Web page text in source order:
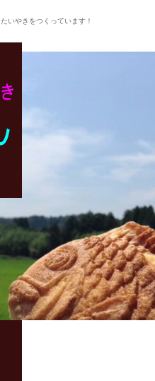
いやきをつくっています！